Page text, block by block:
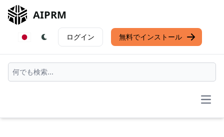
AIPRM
ログイン 無料でインストール